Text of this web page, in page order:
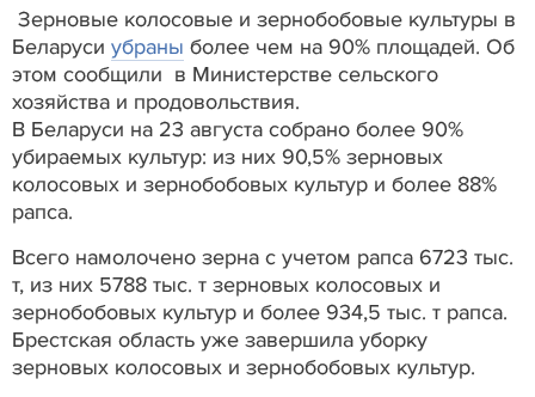
Зерновые колосовые и зернобобовые культуры в
Беларуси убраны более чем на 90% площадей. Об
этом сообщили в Министерстве сельского
хозяйства и продовольствия.
В Беларуси на 23 августа собрано более 90%
убираемых культур: из них 90,5% зерновых
колосовых и зернобобовых культур и более 88%
рапса.
Всего намолочено зерна с учетом рапса 6723 тыс.
т, из них 5788 тыс. т зерновых колосовых и
зернобобовых культур и более 934,5 тыс. т рапса.
Брестская область уже завершила уборку
зерновых колосовых и зернобобовых культур.